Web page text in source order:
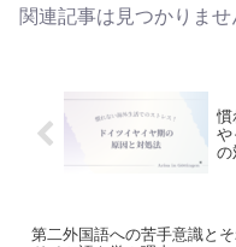
関連記事は見つかりませ
慣
や
の
第二外国語への苦手意識と